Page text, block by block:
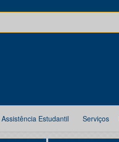
Assistência Estudantil Serviços